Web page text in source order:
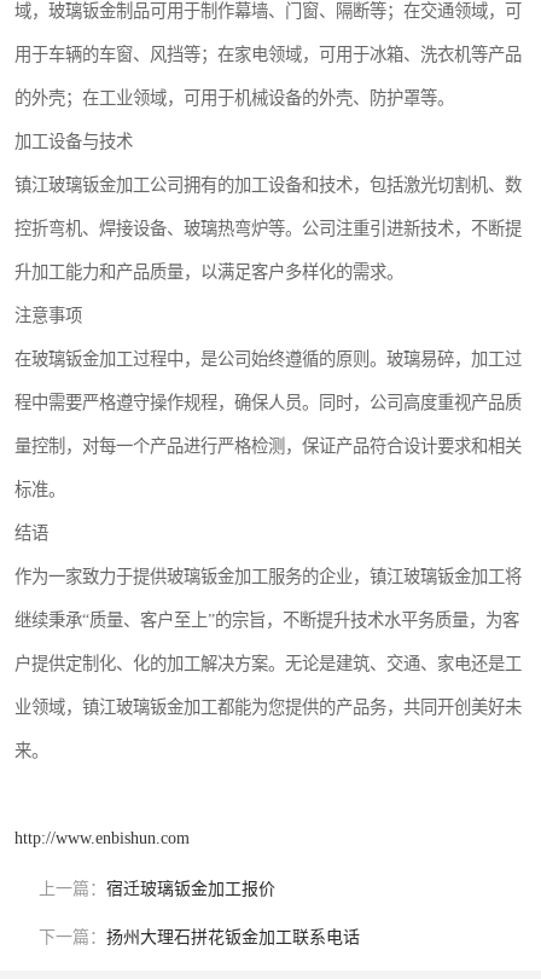
域，玻璃钣金制品可用于制作幕墙、门窗、隔断等；在交通领域，可
用于车辆的车窗、风挡等；在家电领域，可用于冰箱、洗衣机等产品
的外壳；在工业领域，可用于机械设备的外壳、防护罩等。
加工设备与技术
镇江玻璃钣金加工公司拥有的加工设备和技术，包括激光切割机、数
控折弯机、焊接设备、玻璃热弯炉等。公司注重引进新技术，不断提
升加工能力和产品质量，以满足客户多样化的需求。
注意事项
在玻璃钣金加工过程中，是公司始终遵循的原则。玻璃易碎，加工过
程中需要严格遵守操作规程，确保人员。同时，公司高度重视产品质
量控制，对每一个产品进行严格检测，保证产品符合设计要求和相关
标准。
结语
作为一家致力于提供玻璃钣金加工服务的企业，镇江玻璃钣金加工将
继续秉承“质量、客户至上”的宗旨，不断提升技术水平务质量，为客
户提供定制化、化的加工解决方案。无论是建筑、交通、家电还是工
业领域，镇江玻璃钣金加工都能为您提供的产品务，共同开创美好未
来。
http://www.enbishun.com
上一篇： 宿迁玻璃钣金加工报价
下一篇： 扬州大理石拼花钣金加工联系电话